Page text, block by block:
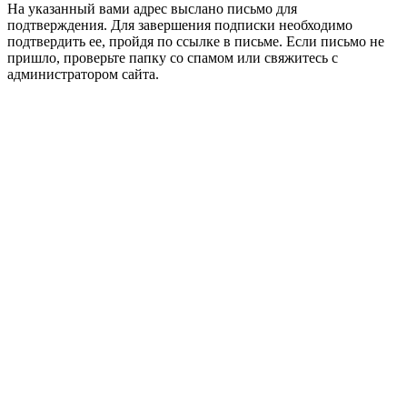
На указанный вами адрес выслано письмо для
подтверждения. Для завершения подписки необходимо
подтвердить ее, пройдя по ссылке в письме. Если письмо не
пришло, проверьте папку со спамом или свяжитесь с
администратором сайта.